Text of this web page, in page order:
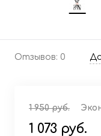
Отзывов: 0
1 950 руб.
1 073 руб.